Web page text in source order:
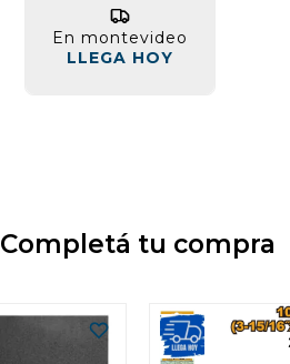
En montevideo
LLEGA HOY
Completá tu compra